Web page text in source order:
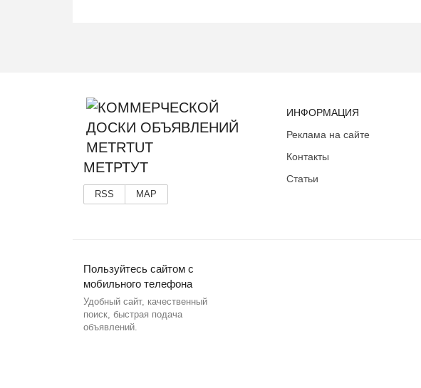
МЕТРТУТ
RSS MAP
ИНФОРМАЦИЯ
Реклама на сайте
Контакты
Статьи
Пользуйтесь сайтом с
мобильного телефона
Удобный сайт, качественный
поиск, быстрая подача
объявлений.